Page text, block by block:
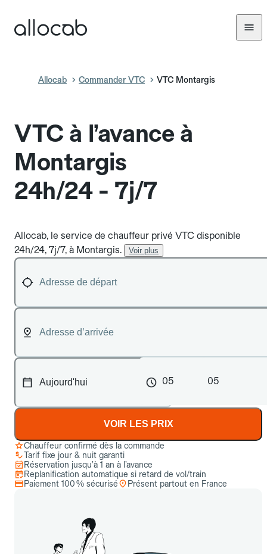
Allocab Commander VTC VTC Montargis
VTC à l’avance à
Montargis
24h/24 - 7j/7
Allocab, le service de chauffeur privé VTC disponible
24h/24, 7j/7, à Montargis.
Voir plus
05 05
VOIR LES PRIX
Chauffeur confirmé dès la commande
Tarif fixe jour & nuit garanti
Réservation jusqu’à 1 an à l’avance
Replanification automatique si retard de vol/train
Paiement 100 % sécurisé
Présent partout en France